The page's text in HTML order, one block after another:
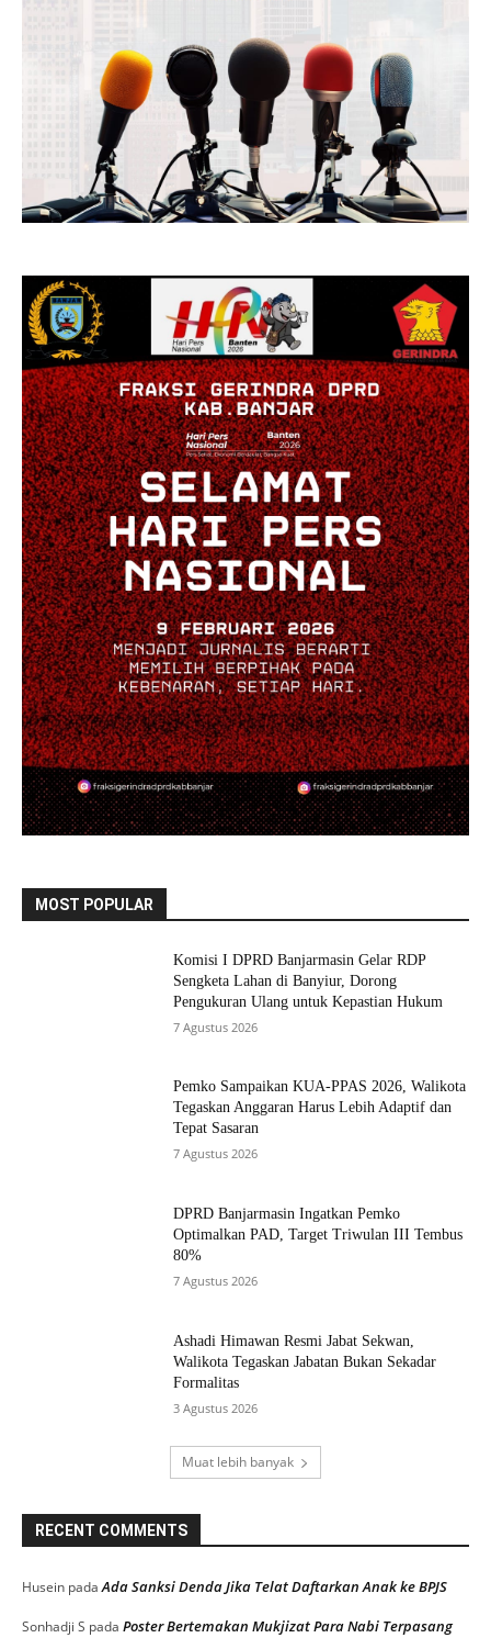
MOST POPULAR
Komisi I DPRD Banjarmasin Gelar RDP
Sengketa Lahan di Banyiur, Dorong
Pengukuran Ulang untuk Kepastian Hukum
7 Agustus 2026
Pemko Sampaikan KUA-PPAS 2026, Walikota
Tegaskan Anggaran Harus Lebih Adaptif dan
Tepat Sasaran
7 Agustus 2026
DPRD Banjarmasin Ingatkan Pemko
Optimalkan PAD, Target Triwulan III Tembus
80%
7 Agustus 2026
Ashadi Himawan Resmi Jabat Sekwan,
Walikota Tegaskan Jabatan Bukan Sekadar
Formalitas
3 Agustus 2026
Muat lebih banyak
RECENT COMMENTS
Husein padaAda Sanksi Denda Jika Telat Daftarkan Anak ke BPJS
Sonhadji S pada Poster Bertemakan Mukjizat Para Nabi Terpasang